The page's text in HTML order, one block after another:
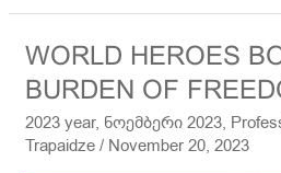
WORLD HEROES
BURDEN OF
2023 year, ნოემბერი 2023,
Trapaidze / November 20, 2023
WORLD
HEROES
BOUND
BY